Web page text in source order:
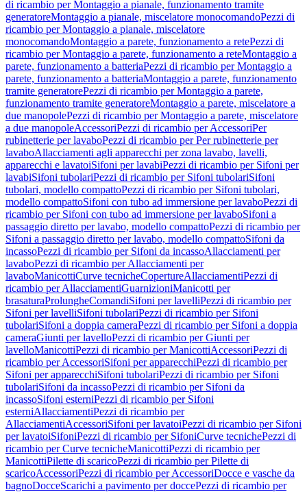
di ricambio per Montaggio a pianale, funzionamento tramite
generatoreMontaggio a pianale, miscelatore monocomandoPezzi di
ricambio per Montaggio a pianale, miscelatore
monocomandoMontaggio a parete, funzionamento a retePezzi di
ricambio per Montaggio a parete, funzionamento a reteMontaggio a
parete, funzionamento a batteriaPezzi di ricambio per Montaggio a
parete, funzionamento a batteriaMontaggio a parete, funzionamento
tramite generatorePezzi di ricambio per Montaggio a parete,
funzionamento tramite generatoreMontaggio a parete, miscelatore a
due manopolePezzi di ricambio per Montaggio a parete, miscelatore
a due manopoleAccessoriPezzi di ricambio per AccessoriPer
rubinetterie per lavaboPezzi di ricambio per Per rubinetterie per
lavaboAllacciamenti agli apparecchi per zona lavabo, lavelli,
apparecchi e lavatoiSifoni per lavabiPezzi di ricambio per Sifoni per
lavabiSifoni tubolariPezzi di ricambio per Sifoni tubolariSifoni
tubolari, modello compattoPezzi di ricambio per Sifoni tubolari,
modello compattoSifoni con tubo ad immersione per lavaboPezzi di
ricambio per Sifoni con tubo ad immersione per lavaboSifoni a
passaggio diretto per lavabo, modello compattoPezzi di ricambio per
Sifoni a passaggio diretto per lavabo, modello compattoSifoni da
incassoPezzi di ricambio per Sifoni da incassoAllacciamenti per
lavaboPezzi di ricambio per Allacciamenti per
lavaboManicottiCurve tecnicheCopertureAllacciamentiPezzi di
ricambio per AllacciamentiGuarnizioniManicotti per
brasaturaProlungheComandiSifoni per lavelliPezzi di ricambio per
Sifoni per lavelliSifoni tubolariPezzi di ricambio per Sifoni
tubolariSifoni a doppia cameraPezzi di ricambio per Sifoni a doppia
cameraGiunti per lavelloPezzi di ricambio per Giunti per
lavelloManicottiPezzi di ricambio per ManicottiAccessoriPezzi di
ricambio per AccessoriSifoni per apparecchiPezzi di ricambio per
Sifoni per apparecchiSifoni tubolariPezzi di ricambio per Sifoni
tubolariSifoni da incassoPezzi di ricambio per Sifoni da
incassoSifoni esterniPezzi di ricambio per Sifoni
esterniAllacciamentiPezzi di ricambio per
AllacciamentiAccessoriSifoni per lavatoiPezzi di ricambio per Sifoni
per lavatoiSifoniPezzi di ricambio per SifoniCurve tecnichePezzi di
ricambio per Curve tecnicheManicottiPezzi di ricambio per
ManicottiPilette di scaricoPezzi di ricambio per Pilette di
scaricoAccessoriPezzi di ricambio per AccessoriDocce e vasche da
bagnoDocceScarichi a pavimento per doccePezzi di ricambio per